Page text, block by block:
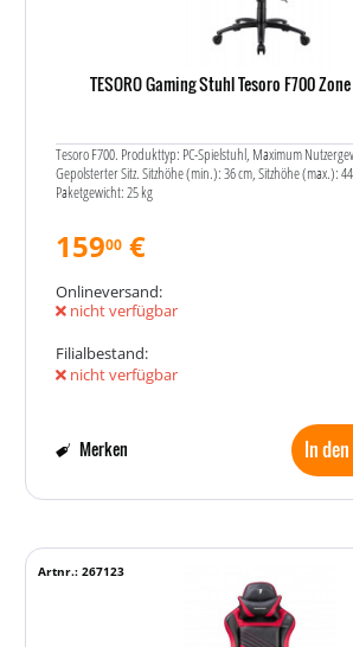
TESORO Gaming Stuhl Tesoro F700
Tesoro F700. Produkttyp: PC-Spielstuhl, Maximum
Gepolsterter Sitz. Sitzhöhe (min.): 36 cm, Sitzhöhe (max.):
Paketgewicht: 25 kg
15900 €
Onlineversand:
nicht verfügbar
Filialbestand:
nicht verfügbar
In
Merken
Artnr.: 267123